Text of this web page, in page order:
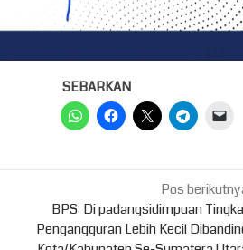
SEBARKAN
Pos
BPS: Di padangsidimpuan
Pengangguran Lebih Kecil